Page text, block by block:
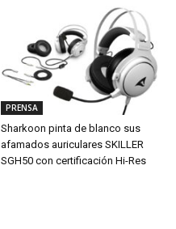
PRENSA
Sharkoon pinta de blanco sus
afamados auriculares SKILLER
SGH50 con certificación Hi-Res